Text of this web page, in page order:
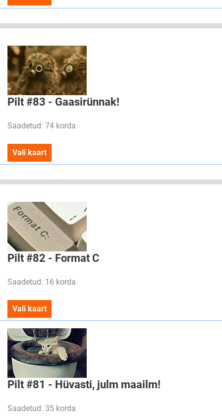
Pilt #83 - Gaasirünnak!
Saadetud: 74 korda
Vali kaart
Pilt #82 - Format C
Saadetud: 16 korda
Vali kaart
Pilt #81 - Hüvasti, julm maailm!
Saadetud: 35 korda